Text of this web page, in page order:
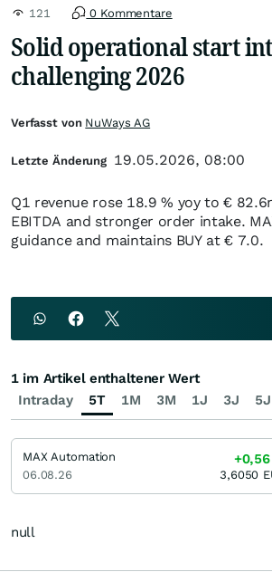
121 0 Kommentare
Solid operational start
challenging 2026
Q1 revenue rose 18.9 % yoy to €
EBITDA and stronger order intake.
guidance and maintains BUY at € 7.0.
null
Verfasst von NuWays AG
Letzte Änderung 19.05.2026, 08:00
Intraday 5T 1M 3M 1J 3J 5J
1 im Artikel enthaltener Wert
MAX Automation
06.08.26
3,6050